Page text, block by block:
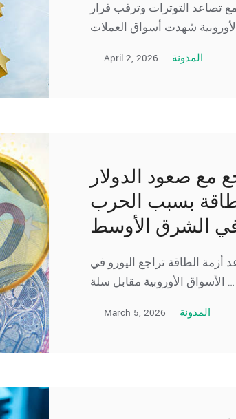
تصاعد التوترات وترقب قرار
April 2, 2026 المدونة
مع صعود الدولار
بسبب الحرب
الشرق الأوسط
الطاقة تراجع اليورو في
الأسواق الأوروبية مقابل سلة …
March 5, 2026 المدونة